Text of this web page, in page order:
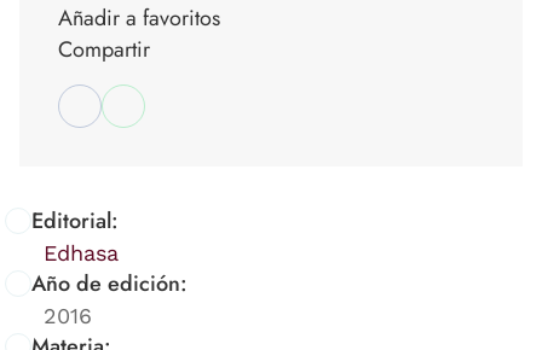
Editorial:
Edhasa
Año de edición:
2016
Añadir a favoritos
Compartir